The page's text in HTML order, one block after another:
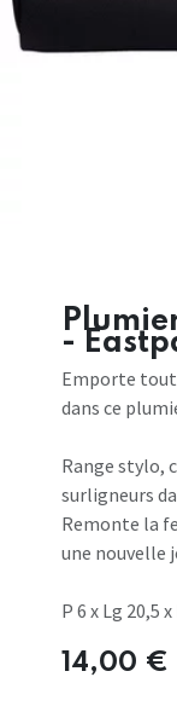
-
Emporte
dans ce
Range stylo,
surligneurs
Remonte la
une nouvelle
P 6 x Lg 20,5
14,00 €